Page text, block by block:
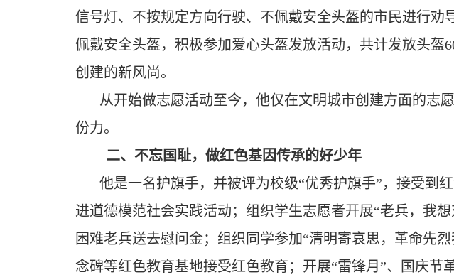
信号灯、不按规定方向行驶、不佩戴安全头盔的市民进行
佩戴安全头盔，积极参加爱心头盔发放活动，共计发放头
创建的新风尚。
从开始做志愿活动至今，他仅在文明城市创建方面的志
份力。
二、不忘国耻，做红色基因传承的好少年
他是一名护旗手，并被评为校级“优秀护旗手”，接受到
进道德模范社会实践活动；组织学生志愿者开展“老兵，我
困难老兵送去慰问金；组织同学参加“清明寄哀思，革命先
念碑等红色教育基地接受红色教育；开展“雷锋月”、国庆